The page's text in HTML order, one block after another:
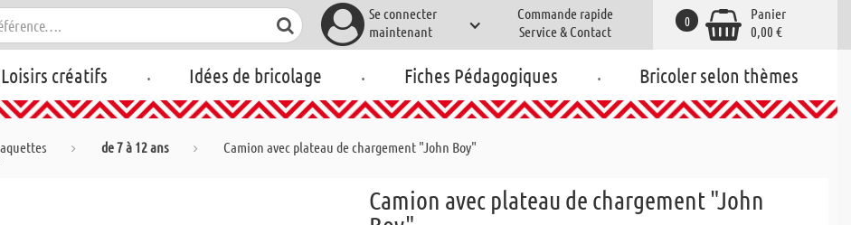
Se connecter
maintenant
Commande rapide
Service & Contact
Panier
0,00 €
0
Loisirs créatifs . Idées de bricolage . Fiches Pédagogiques . Bricoler selon thèmes
de 7 à 12 ans Camion avec plateau de chargement "John Boy"
Camion avec plateau de chargement "John